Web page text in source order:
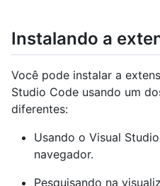
Instalando a
Você pode instalar a
Studio Code usando um
diferentes:
Usando o Visual
navegador.
Pesquisando na